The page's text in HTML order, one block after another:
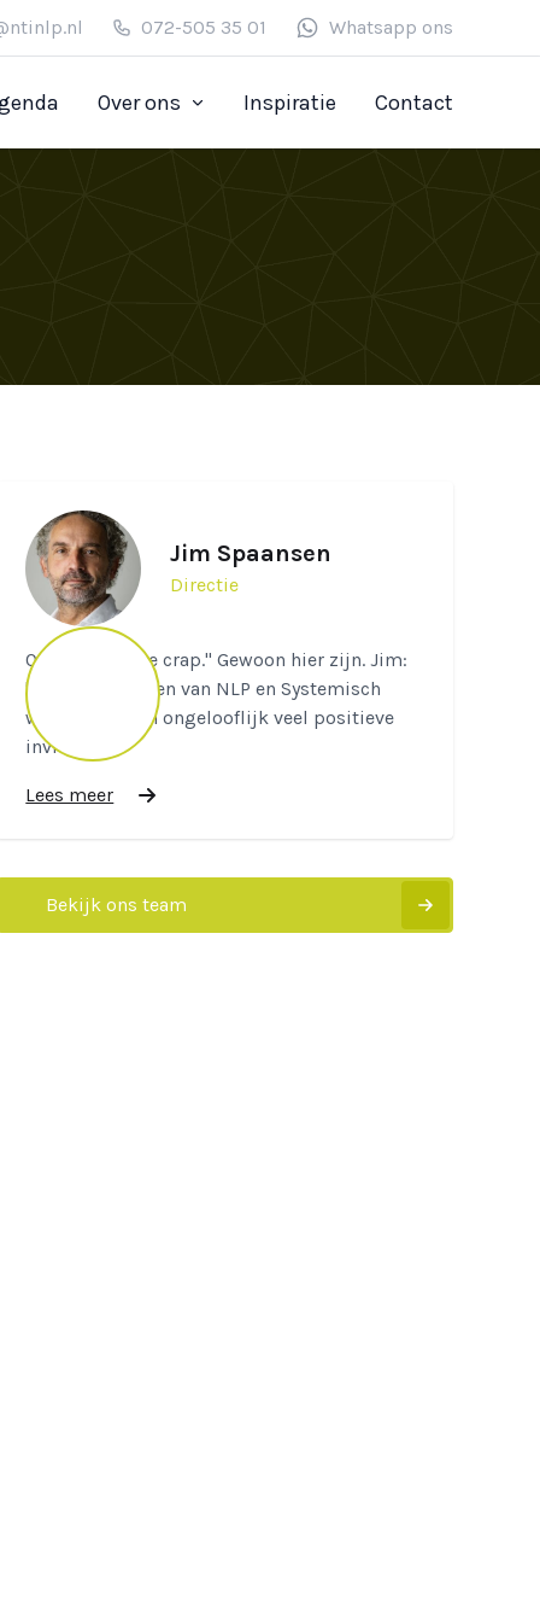
072-505 35 01 Whatsapp ons
Over ons Inspiratie Contact
Jim Spaansen
Directie
Quote: "Cut the crap." Gewoon hier zijn. Jim:
"De methodieken van NLP en Systemisch
werken hebben ongelooflijk veel positieve
invloed...
Lees meer
Bekijk ons team